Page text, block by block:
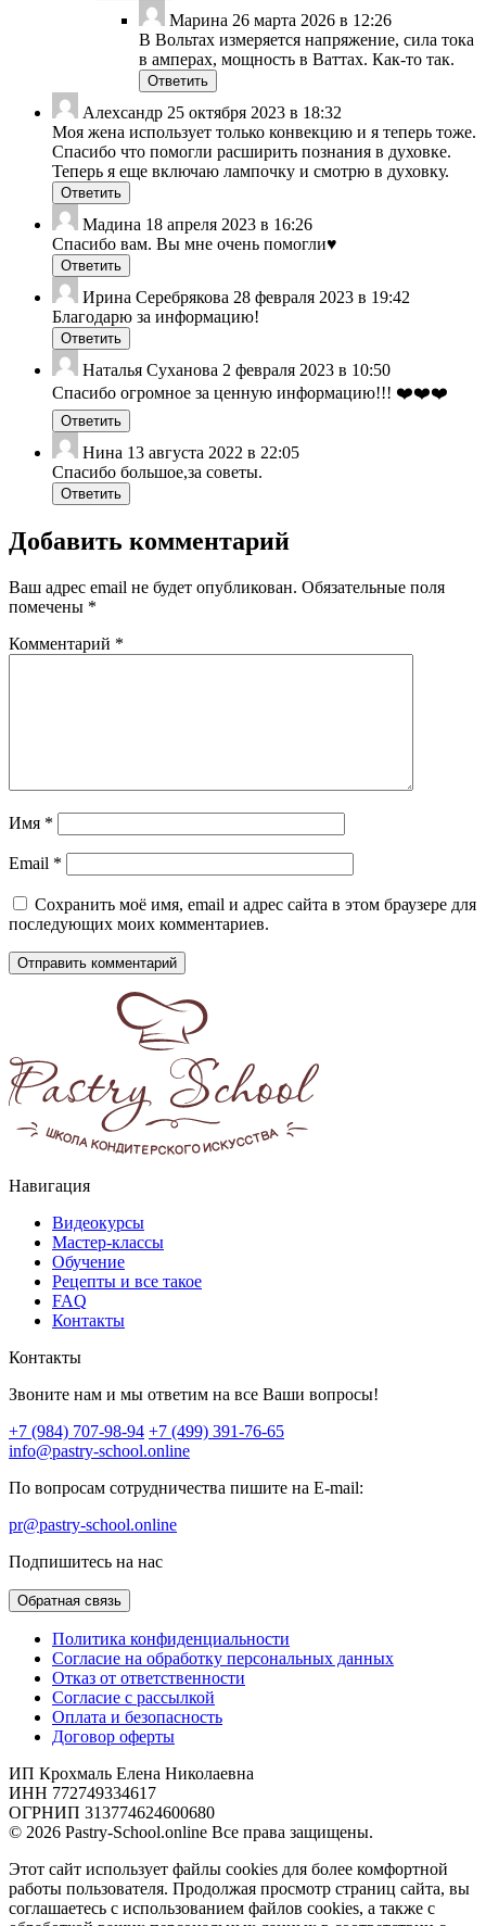
Марина 26 марта 2026 в 12:26
В Вольтах измеряется напряжение, сила тока
в амперах, мощность в Ваттах. Как-то так.
Ответить
Алехсандр 25 октября 2023 в 18:32
Моя жена использует только конвекцию и я теперь тоже.
Спасибо что помогли расширить познания в духовке.
Теперь я еще включаю лампочку и смотрю в духовку.
Ответить
Мадина 18 апреля 2023 в 16:26
Спасибо вам. Вы мне очень помогли♥️
Ответить
Ирина Серебрякова 28 февраля 2023 в 19:42
Благодарю за информацию!
Ответить
Наталья Суханова 2 февраля 2023 в 10:50
Спасибо огромное за ценную информацию!!! ❤️❤️❤️
Ответить
Нина 13 августа 2022 в 22:05
Спасибо большое,за советы.
Ответить
Добавить комментарий
Ваш адрес email не будет опубликован. Обязательные поля
помечены *
Комментарий *
Имя *
Email *
Сохранить моё имя, email и адрес сайта в этом браузере для
последующих моих комментариев.
Навигация
Видеокурсы
Мастер-классы
Обучение
Рецепты и все такое
FAQ
Контакты
Контакты
Звоните нам и мы ответим на все Ваши вопросы!
+7 (984) 707-98-94 +7 (499) 391-76-65
info@pastry-school.online
По вопросам сотрудничества пишите на E-mail:
pr@pastry-school.online
Подпишитесь на нас
Обратная связь
Политика конфиденциальности
Согласие на обработку персональных данных
Отказ от ответственности
Согласие с рассылкой
Оплата и безопасность
Договор оферты
ИП Крохмаль Елена Николаевна
ИНН 772749334617
ОГРНИП 313774624600680
© 2026 Pastry-School.online Все права защищены.
Этот сайт использует файлы cookies для более комфортной
работы пользователя. Продолжая просмотр страниц сайта, вы
соглашаетесь с использованием файлов cookies, а также с